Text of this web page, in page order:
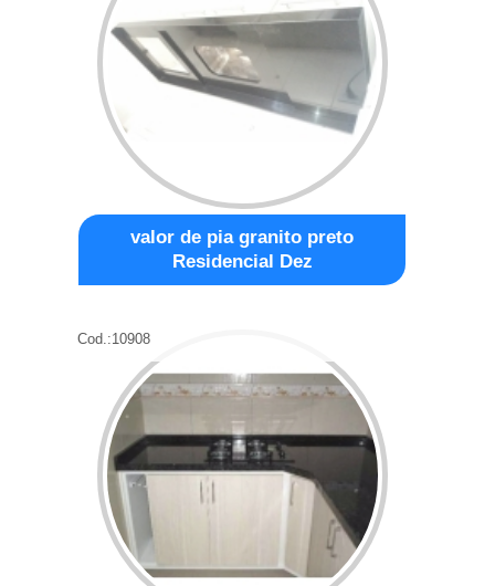
valor de pia granito preto
Residencial Dez
Cod.:10908